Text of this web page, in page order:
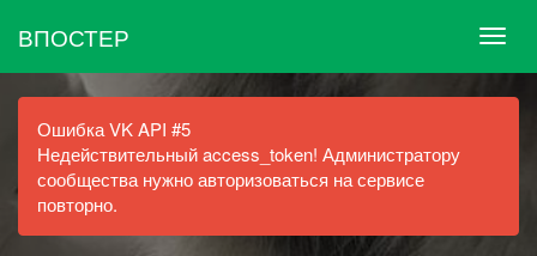
ВПОСТЕР
Ошибка VK API #5
Недействительный access_token! Администратору
сообщества нужно авторизоваться на сервисе
повторно.